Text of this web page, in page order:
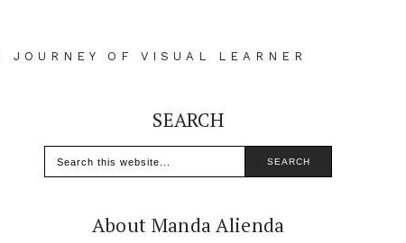
OF VISUAL LEARNER
SEARCH
About Manda Alienda